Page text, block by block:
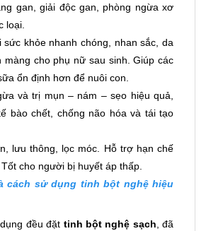
gan, giải độc gan, phòng ngừa xơ
loại.
khỏe nhanh chóng, nhan sắc, da
màng cho phụ nữ sau sinh. Giúp các
ổn định hơn để nuôi con.
và trị mụn – nám – sẹo hiệu quả,
bào chết, chống não hóa và tái tạo
lưu thông, lọc móc. Hỗ trợ hạn chế
cho người bị huyết áp thấp.
cách sử dụng tinh bột nghệhiệu
đều đặt tinh bột nghệ sạch, đã